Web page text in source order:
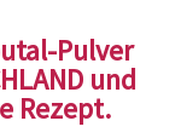
Pulver
und
Rezept.